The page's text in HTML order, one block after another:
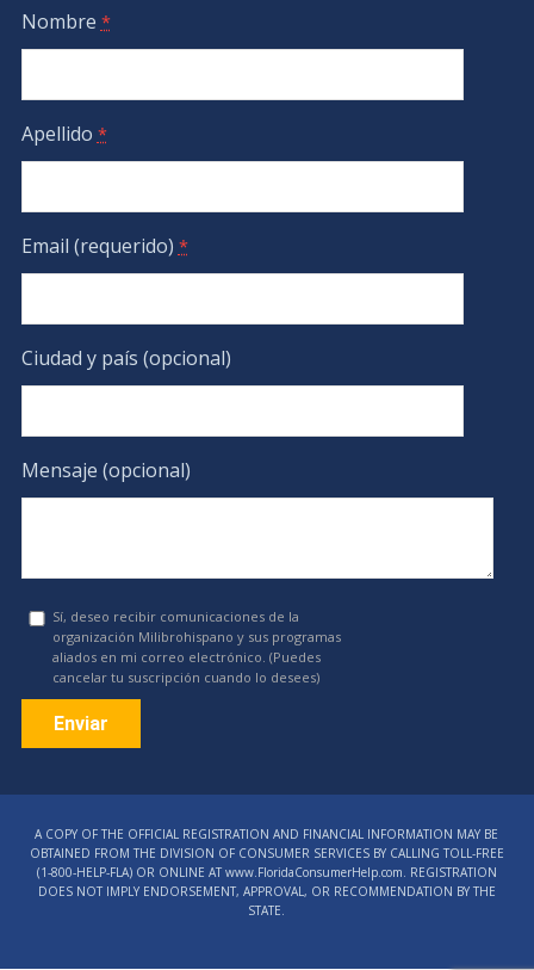
Nombre *
Apellido *
Email (requerido) *
Ciudad y país (opcional)
Mensaje (opcional)
Sí, deseo recibir comunicaciones de la
organización Milibrohispano y sus programas
aliados en mi correo electrónico. (Puedes
cancelar tu suscripción cuando lo desees)
Use.
Please
leave
A COPY OF THE OFFICIAL REGISTRATION AND FINANCIAL INFORMATION MAY BE
OBTAINED FROM THE DIVISION OF CONSUMER SERVICES BY CALLING TOLL-FREE
(1‑800‑HELP‑FLA) OR ONLINE AT www.FloridaConsumerHelp.com. REGISTRATION
DOES NOT IMPLY ENDORSEMENT, APPROVAL, OR RECOMMENDATION BY THE
STATE.